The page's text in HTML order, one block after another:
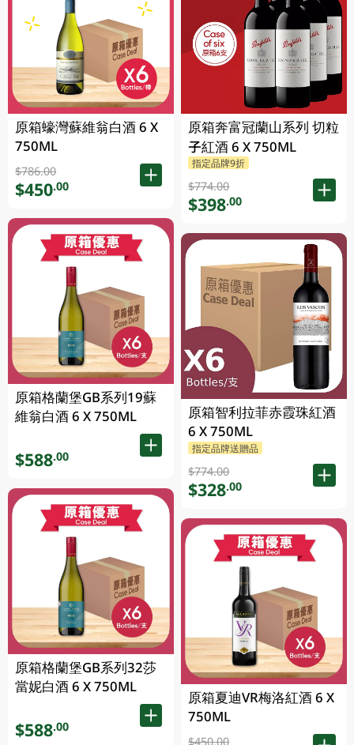
原箱蠔灣蘇維翁白酒 6 X
750ML
$786.00
$450.00
原箱格蘭堡GB系列19蘇
維翁白酒 6 X 750ML
$588.00
原箱格蘭堡GB系列32莎
當妮白酒 6 X 750ML
$588.00
原箱奔富冠蘭山系列 切粒
子紅酒 6 X 750ML
指定品牌9折
$774.00
$398.00
原箱智利拉菲赤霞珠紅酒
6 X 750ML
指定品牌送贈品
$774.00
$328.00
原箱夏迪VR梅洛紅酒 6 X
750ML
$450.00